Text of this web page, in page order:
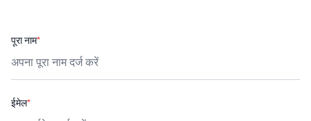
पूरा नाम*
ईमेल*